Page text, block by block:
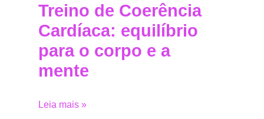
Treino de Coerência
Cardíaca: equilíbrio
para o corpo e a
mente
Leia mais »